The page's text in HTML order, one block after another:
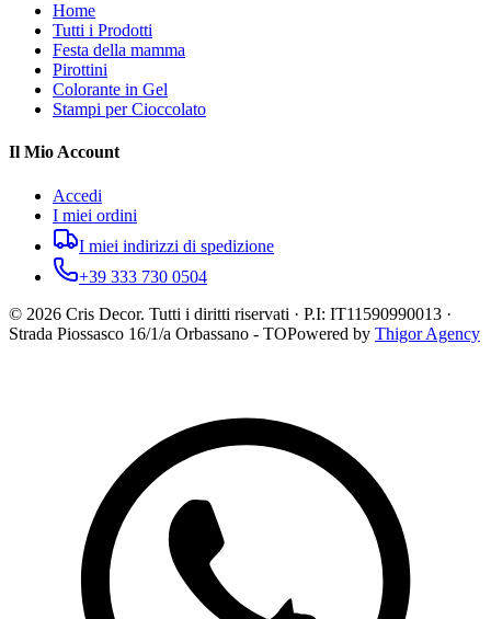
Home
Tutti i Prodotti
Festa della mamma
Pirottini
Colorante in Gel
Stampi per Cioccolato
Il Mio Account
Accedi
I miei ordini
I miei indirizzi di spedizione
+39 333 730 0504
© 2026 Cris Decor. Tutti i diritti riservati · P.I: IT11590990013 ·
Strada Piossasco 16/1/a Orbassano - TOPowered by Thigor Agency